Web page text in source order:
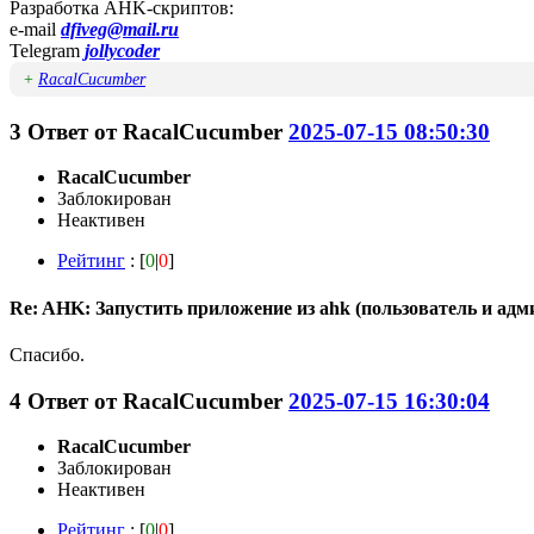
Разработка AHK-скриптов:
e-mail dfiveg@mail.ru
Telegram jollycoder
+ RacalCucumber
3 Ответ отRacalCucumber 2025-07-15 08:50:30
RacalCucumber
Заблокирован
Неактивен
Рейтинг : [0|0]
Re: AHK: Запустить приложение из ahk (пользователь и
Спасибо.
4 Ответ отRacalCucumber 2025-07-15 16:30:04
RacalCucumber
Заблокирован
Неактивен